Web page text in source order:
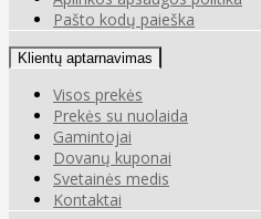
Pašto kodų paieška
Klientų aptarnavimas
Visos prekės
Prekės su nuolaida
Gamintojai
Dovanų kuponai
Svetainės medis
Kontaktai